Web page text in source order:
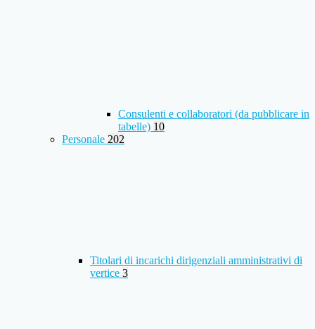
Consulenti e collaboratori (da pubblicare in
tabelle) 10
Personale 202
Titolari di incarichi dirigenziali amministrativi di
vertice 3